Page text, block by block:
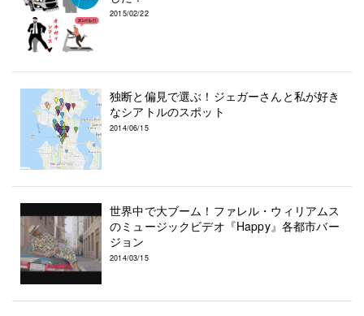
2015/02/22
独断と偏見で選ぶ！ジェガーさんと私が好き
なシアトルのスポット
2014/06/15
世界中で大ブーム！ファレル・ウィリアムス
のミュージックビデオ『Happy』各都市バー
ジョン
2014/03/15